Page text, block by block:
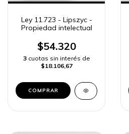
Ley 11.723 - Lipszyc -
Propiedad intelectual
$54.320
3 cuotas sin interés de
$18.106,67
COMPRAR